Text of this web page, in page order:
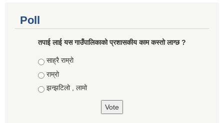
Poll
तपाई लाई यस गाउँपालिकाको प्रशासकीय काम कस्तो लाग्छ ?
Choices
साह्रै राम्रो
राम्रो
झन्झटिलो , लामो